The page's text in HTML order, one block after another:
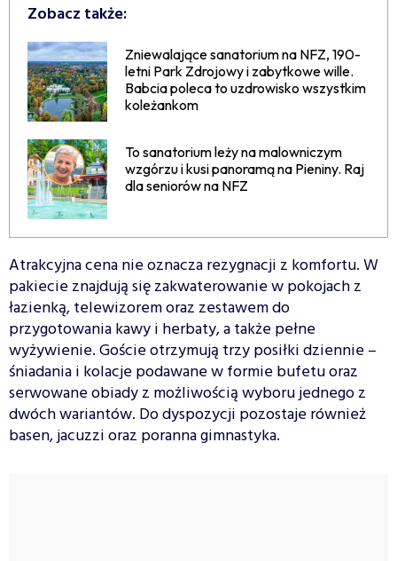
Zobacz także:
Zniewalające sanatorium na NFZ, 190-
letni Park Zdrojowy i zabytkowe wille.
Babcia poleca to uzdrowisko wszystkim
koleżankom
To sanatorium leży na malowniczym
wzgórzu i kusi panoramą na Pieniny. Raj
dla seniorów na NFZ
Atrakcyjna cena nie oznacza rezygnacji z komfortu. W
pakiecie znajdują się zakwaterowanie w pokojach z
łazienką, telewizorem oraz zestawem do
przygotowania kawy i herbaty, a także pełne
wyżywienie. Goście otrzymują trzy posiłki dziennie –
śniadania i kolacje podawane w formie bufetu oraz
serwowane obiady z możliwością wyboru jednego z
dwóch wariantów. Do dyspozycji pozostaje również
basen, jacuzzi oraz poranna gimnastyka.